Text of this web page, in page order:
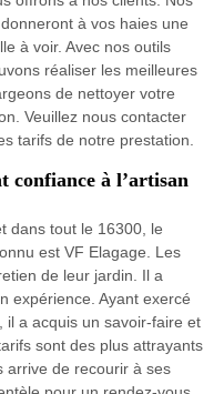
à vos haies une
à voir. Avec nos outils
réaliser les meilleures
de nettoyer votre
Veuillez nous contacter
tarifs de notre prestation.
confiance à l’artisan
dans tout le 16300, le
est VF Elagage. Les
de leur jardin. Il a
expérience. Ayant exercé
il a acquis un savoir-faire et
sont des plus attrayants
arrive de recourir à ses